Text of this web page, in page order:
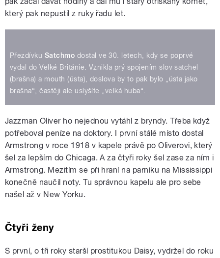
který pak nepustil z ruky řadu let.
Přezdívku Satchmo dostal ve 30. letech, kdy se poprvé
vydal do Velké Británie. Vznikla prý spojením slov satchel
(brašna) a mouth (ústa), doslova by to pak bylo „ústa jako
brašna“, častěji ale uslyšíte „velká huba“.
Jazzman Oliver ho nejednou vytáhl z bryndy. Třeba když
potřeboval peníze na doktory. I první stálé místo dostal
Armstrong v roce 1918 v kapele právě po Oliverovi, který
šel za lepším do Chicaga. A za čtyři roky šel zase za ním i
Armstrong. Mezitím se při hraní na parníku na Mississippi
konečně naučil noty. Tu správnou kapelu ale pro sebe
našel až v New Yorku.
Čtyři ženy
S první, o tři roky starší prostitukou Daisy, vydržel do roku